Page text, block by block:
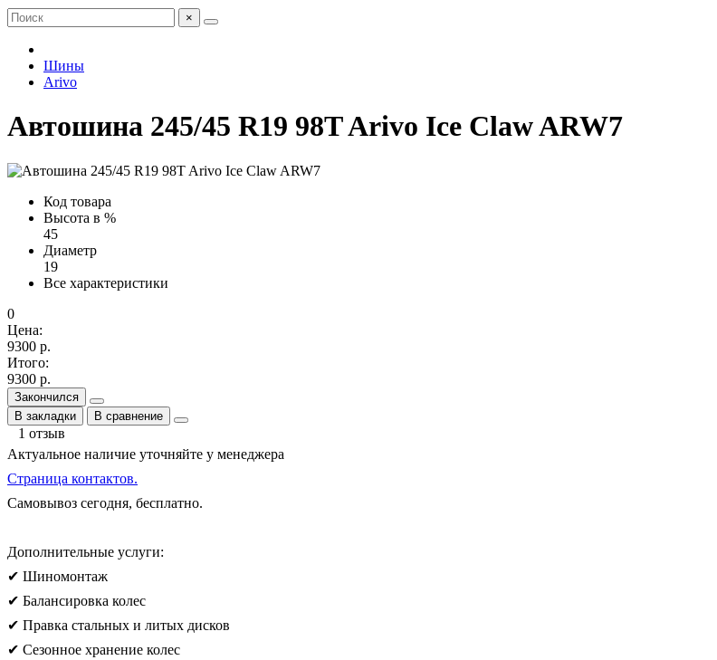
×
Шины
Arivo
Автошина 245/45 R19 98T Arivo Ice Claw ARW7
Код товара
Высота в %
45
Диаметр
19
Все характеристики
0
Цена:
9300 р.
Итого:
9300 р.
Закончился
В закладки
В сравнение
1 отзыв
Актуальное наличие уточняйте у менеджера
Страница контактов.
Самовывоз сегодня, бесплатно.
Дополнительные услуги:
✔ Шиномонтаж
✔ Балансировка колес
✔ Правка стальных и литых дисков
✔ Сезонное хранение колес